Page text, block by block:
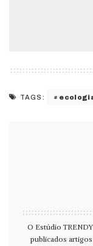
TAGS:
O Estúdio
publicados